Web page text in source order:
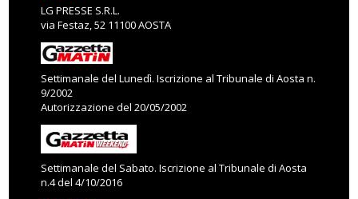
LG PRESSE S.R.L.
via Festaz, 52 11100 AOSTA
Settimanale del Lunedì. Iscrizione al Tribunale di Aosta n.
9/2002
Autorizzazione del 20/05/2002
Settimanale del Sabato. Iscrizione al Tribunale di Aosta
n.4 del 4/10/2016